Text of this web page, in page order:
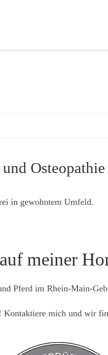
in gewohntem Umfeld.
meiner
Pferd im Rhein-Main-
Kontaktiere mich und wir